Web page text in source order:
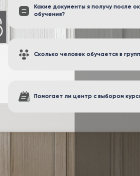
Какие документы я получу после
обучения?
Сколько человек обучается в
Помогает ли центр с выбором